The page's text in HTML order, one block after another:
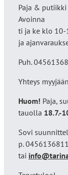
Paja & putiikki
Avoinna
ti ja ke klo 10-
ja
Puh.
Yhteys
Huom! Paja,
tauolla 18.7.-
Sovi
p. 0456136811
tai